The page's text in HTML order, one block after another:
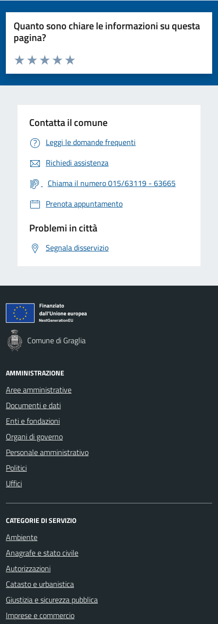
Quanto sono chiare le informazioni su questa
pagina?
Valuta da 1 a 5 stelle la pagina
Valuta 5 stelle su 5
Valuta 4 stelle su 5
Valuta 3 stelle su 5
Valuta 2 stelle su 5
Valuta 1 stelle su 5
Contatta il comune
Leggi le domande frequenti
Richiedi assistenza
Chiama il numero 015/63119 - 63665
Prenota appuntamento
Problemi in città
Segnala disservizio
Comune di Graglia
AMMINISTRAZIONE
Aree amministrative
Documenti e dati
Enti e fondazioni
Organi di governo
Personale amministrativo
Politici
Uffici
CATEGORIE DI SERVIZIO
Ambiente
Anagrafe e stato civile
Autorizzazioni
Catasto e urbanistica
Giustizia e sicurezza pubblica
Imprese e commercio